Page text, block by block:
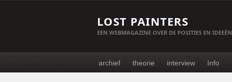
LOST PAINTERS
EEN WEBMAGAZINE OVER DE POSITIES EN
archief theorie interview Info